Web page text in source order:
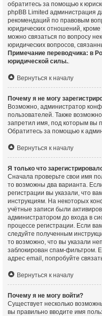
обратитесь за помощью к
phpBB Limited администрация
рекомендаций по правовым
юридических отношений,
можно связаться по вопросу
юридических вопросов,
Примечание переводчика: в
юридической силы..
Вернуться к началу
Почему я не могу
Возможно, администратор
пользователей. Также
запретил имя, под которым вы
Обратитесь за помощью к
Вернуться к началу
Я только что
Сначала проверьте свои имя
то возможны два варианта.
регистрации вы указали, что
инструкциям. На некоторых
учётные записи были
администратором до входа в
процессе регистрации. Если
следуйте полученным
то возможно, что вы указали
заблокирован спам-фильтром.
адрес email, попробуйте
Вернуться к началу
Почему я не могу войти?
Существует несколько
вы правильно вводите имя